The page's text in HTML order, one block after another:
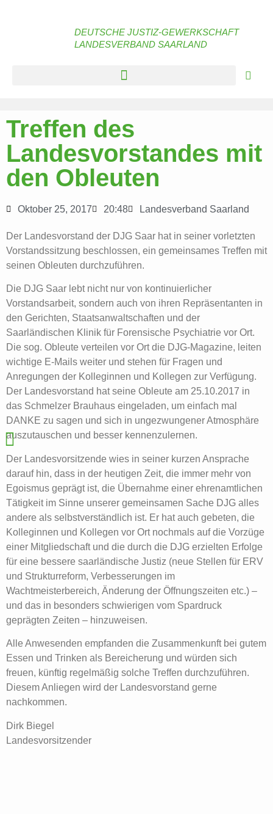
DEUTSCHE JUSTIZ-GEWERKSCHAFT
LANDESVERBAND SAARLAND
Treffen des
Landesvorstandes mit
den Obleuten
Oktober 25, 2017 20:48 Landesverband Saarland
Der Landesvorstand der DJG Saar hat in seiner vorletzten
Vorstandssitzung beschlossen, ein gemeinsames Treffen mit
seinen Obleuten durchzuführen.
Die DJG Saar lebt nicht nur von kontinuierlicher
Vorstandsarbeit, sondern auch von ihren Repräsentanten in
den Gerichten, Staatsanwaltschaften und der
Saarländischen Klinik für Forensische Psychiatrie vor Ort.
Die sog. Obleute verteilen vor Ort die DJG-Magazine, leiten
wichtige E-Mails weiter und stehen für Fragen und
Anregungen der Kolleginnen und Kollegen zur Verfügung.
Der Landesvorstand hat seine Obleute am 25.10.2017 in
das Schmelzer Brauhaus eingeladen, um einfach mal
DANKE zu sagen und sich in ungezwungener Atmosphäre
auszutauschen und besser kennenzulernen.
Der Landesvorsitzende wies in seiner kurzen Ansprache
darauf hin, dass in der heutigen Zeit, die immer mehr von
Egoismus geprägt ist, die Übernahme einer ehrenamtlichen
Tätigkeit im Sinne unserer gemeinsamen Sache DJG alles
andere als selbstverständlich ist. Er hat auch gebeten, die
Kolleginnen und Kollegen vor Ort nochmals auf die Vorzüge
einer Mitgliedschaft und die durch die DJG erzielten Erfolge
für eine bessere saarländische Justiz (neue Stellen für ERV
und Strukturreform, Verbesserungen im
Wachtmeisterbereich, Änderung der Öffnungszeiten etc.) –
und das in besonders schwierigen vom Spardruck
geprägten Zeiten – hinzuweisen.
Alle Anwesenden empfanden die Zusammenkunft bei gutem
Essen und Trinken als Bereicherung und würden sich
freuen, künftig regelmäßig solche Treffen durchzuführen.
Diesem Anliegen wird der Landesvorstand gerne
nachkommen.
Dirk Biegel
Landesvorsitzender